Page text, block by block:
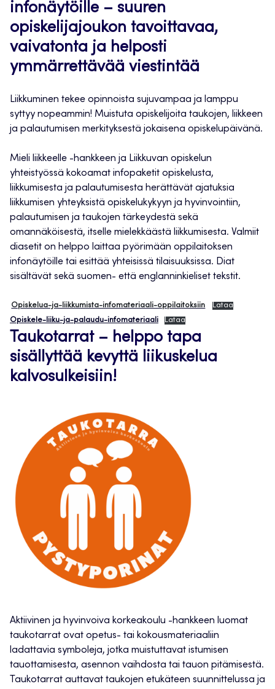
infonäytöille – suuren
opiskelijajoukon tavoittavaa,
vaivatonta ja helposti
ymmärrettävää viestintää
Liikkuminen tekee opinnoista sujuvampaa ja lamppu
syttyy nopeammin! Muistuta opiskelijoita taukojen, liikkeen
ja palautumisen merkityksestä jokaisena opiskelupäivänä.
Mieli liikkeelle -hankkeen ja Liikkuvan opiskelun
yhteistyössä kokoamat infopaketit opiskelusta,
liikkumisesta ja palautumisesta herättävät ajatuksia
liikkumisen yhteyksistä opiskelukykyyn ja hyvinvointiin,
palautumisen ja taukojen tärkeydestä sekä
omannäköisestä, itselle mielekkäästä liikkumisesta. Valmiit
diasetit on helppo laittaa pyörimään oppilaitoksen
infonäytöille tai esittää yhteisissä tilaisuuksissa. Diat
sisältävät sekä suomen- että englanninkieliset tekstit.
Opiskelua-ja-liikkumista-infomateriaali-oppilaitoksiin
Lataa
Opiskele-liiku-ja-palaudu-infomateriaali
Lataa
Taukotarrat – helppo tapa
sisällyttää kevyttä liikuskelua
kalvosulkeisiin!
Aktiivinen ja hyvinvoiva korkeakoulu -hankkeen luomat
taukotarrat ovat opetus- tai kokousmateriaaliin
ladattavia symboleja, jotka muistuttavat istumisen
tauottamisesta, asennon vaihdosta tai tauon pitämisestä.
Taukotarrat auttavat taukojen etukäteen suunnittelussa ja